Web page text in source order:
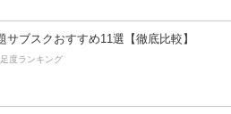
サブスクおすすめ11選【徹底比較】
度ランキング